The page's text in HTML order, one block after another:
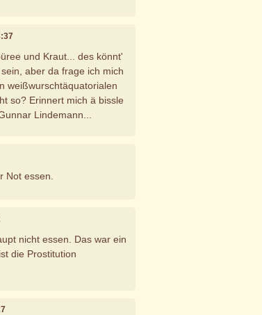
und Kraut... des könnt'
aber da frage ich mich
weißwurschtäquatorialen
so? Erinnert mich ä bissle
Lindemann...
Not essen.
nicht essen. Das war ein
die Prostitution